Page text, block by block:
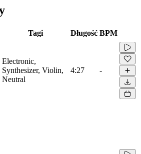
Tagi Długość BPM
Electronic,
Synthesizer, Violin,
Neutral
4:27 -